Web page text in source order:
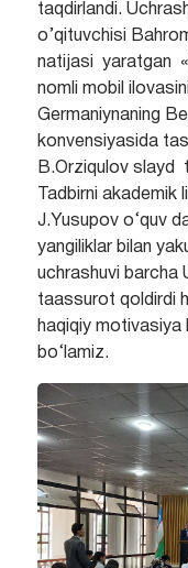
taqdirlandi.
o’qituvchisi
natijasi yaratgan
nomli mobil
Germaniynaning
konvensiyasida
B.Orziqulov slayd
Tadbirni
J.Yusupov o‘quv
yangiliklar bilan
uchrashuvi barcha
taassurot qoldirdi
haqiqiy motivasiya
bo‘lamiz.